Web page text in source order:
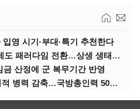
영 시기·부대·특기 추천한다
"첨단전력 획득제도 패러다임 전환…상생 생태계 조성해 대체불가 K-방산 도약"
금 산정에 군 복무기간 반영
2040년까지 단계적 병력 감축…국방총인력 50만 목표 2차 국방개혁 착수